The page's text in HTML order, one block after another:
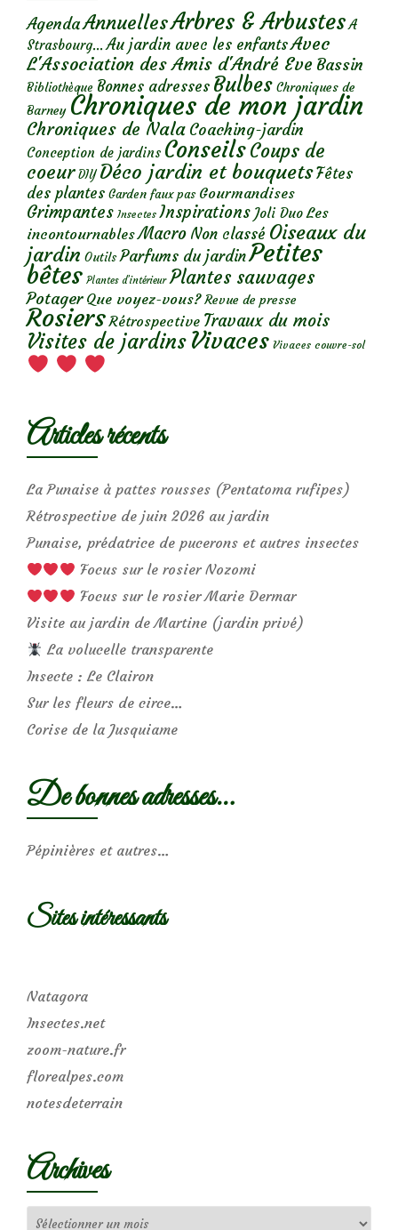
AgendaAnnuellesArbres & Arbustes A
Strasbourg... Au jardin avec les enfantsAvec
L'Association des Amis d'André Eve Bassin
Bibliothèque Bonnes adresses Bulbes Chroniques de
Barney Chroniques de mon jardin
Chroniques de Nala Coaching-jardin
Conception de jardins ConseilsCoups de
coeur DIY Déco jardin et bouquetsFêtes
des plantes Garden faux pas Gourmandises
Grimpantes Insectes Inspirations Joli Duo Les
incontournables Macro Non classé Oiseaux du
jardin Outils Parfums du jardinPetites
bêtes Plantes d’intérieur Plantes sauvages
Potager Que voyez-vous? Revue de presse
Rosiers Rétrospective Travaux du mois
Visites de jardins Vivaces Vivaces couvre-sol
Articles récents
La Punaise à pattes rousses (Pentatoma rufipes)
Rétrospective de juin 2026 au jardin
Punaise, prédatrice de pucerons et autres insectes
Focus sur le rosier Nozomi
Focus sur le rosier Marie Dermar
Visite au jardin de Martine (jardin privé)
La volucelle transparente
Insecte : Le Clairon
Sur les fleurs de circe…
Corise de la Jusquiame
De bonnes adresses…
Pépinières et autres…
Sites intéressants
Natagora
Insectes.net
zoom-nature.fr
florealpes.com
notesdeterrain
Archives